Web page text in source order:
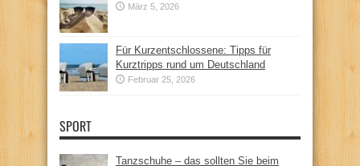
März 5, 2026
Für Kurzentschlossene: Tipps für
Kurztripps rund um Deutschland
Februar 25, 2026
SPORT
Tanzschuhe – das sollten Sie beim